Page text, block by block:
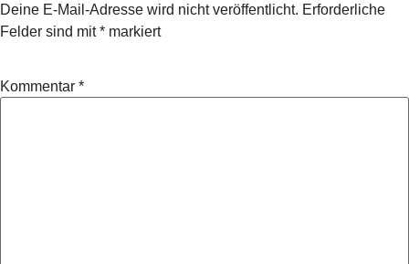
Deine E-Mail-Adresse wird nicht veröffentlicht. Erforderliche
Felder sind mit* markiert
Kommentar *